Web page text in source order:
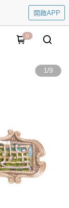
開啟APP
0
1/9